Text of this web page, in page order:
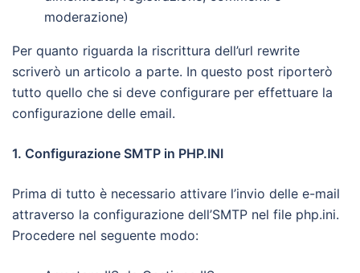
moderazione)
Per quanto riguarda la riscrittura dell’url rewrite
scriverò un articolo a parte. In questo post riporterò
tutto quello che si deve configurare per effettuare la
configurazione delle email.
1. Configurazione SMTP in PHP.INI
Prima di tutto è necessario attivare l’invio delle e-mail
attraverso la configurazione dell’SMTP nel file php.ini.
Procedere nel seguente modo: